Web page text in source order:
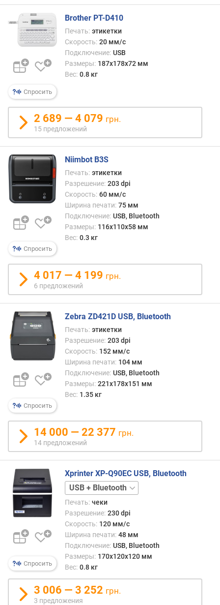
а
м
п
о
д
а
е
д
о
б
а
в
л
е
и
о
к
л
и
ч
е
с
т
в
у
п
р
л
о
е
й
т
и
п
м
а
к
с
р
а
з
р
е
Спросить
Brother PT-D410
Печать: этикетки
Скорость: 20 мм/с
Подключение: USB
Размеры: 187x178x72 мм
Вес: 0.8 кг
2 689 — 4 079 грн.
15 предложений
Спросить
Niimbot B3S
Печать: этикетки
Разрешение: 203 dpi
Скорость: 60 мм/с
Ширина печати: 75 мм
Подключение: USB, Bluetooth
Размеры: 116x110x58 мм
Вес: 0.3 кг
4 017 — 4 199 грн.
6 предложений
Спросить
Zebra ZD421D USB, Bluetooth
Печать: этикетки
Разрешение: 203 dpi
Скорость: 152 мм/с
Ширина печати: 104 мм
Подключение: USB, Bluetooth
Размеры: 221x178x151 мм
Вес: 1.35 кг
14 000 — 22 377 грн.
14 предложений
Спросить
Xprinter XP-Q90EC USB, Bluetooth
USB
+
LANUSB
+
Wi-
Fi
Печать: чеки
Разрешение: 230 dpi
Скорость: 120 мм/с
Ширина печати: 48 мм
Подключение: USB, Bluetooth
Размеры: 170x120x120 мм
Вес: 0.8 кг
3 006 — 3 252 грн.
3 предложения